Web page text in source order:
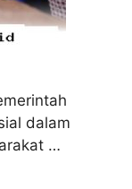
dalam
…